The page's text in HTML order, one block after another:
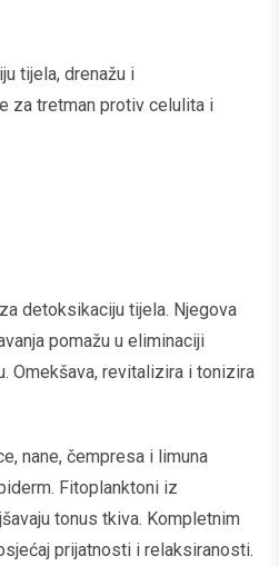
tijela, drenažu i
za tretman protiv celulita i
detoksikaciju tijela. Njegova
pomažu u eliminaciji
Omekšava, revitalizira i tonizira
nane, čempresa i limuna
Fitoplanktoni iz
tonus tkiva. Kompletnim
prijatnosti i relaksiranosti.